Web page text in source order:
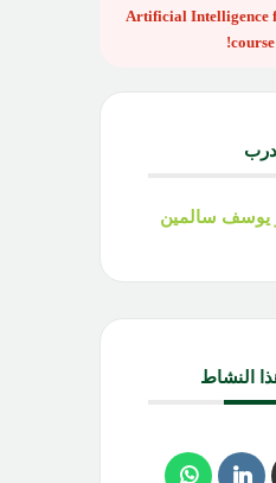
Artificial Intelligence
course
يوسف سالمين
النشاط